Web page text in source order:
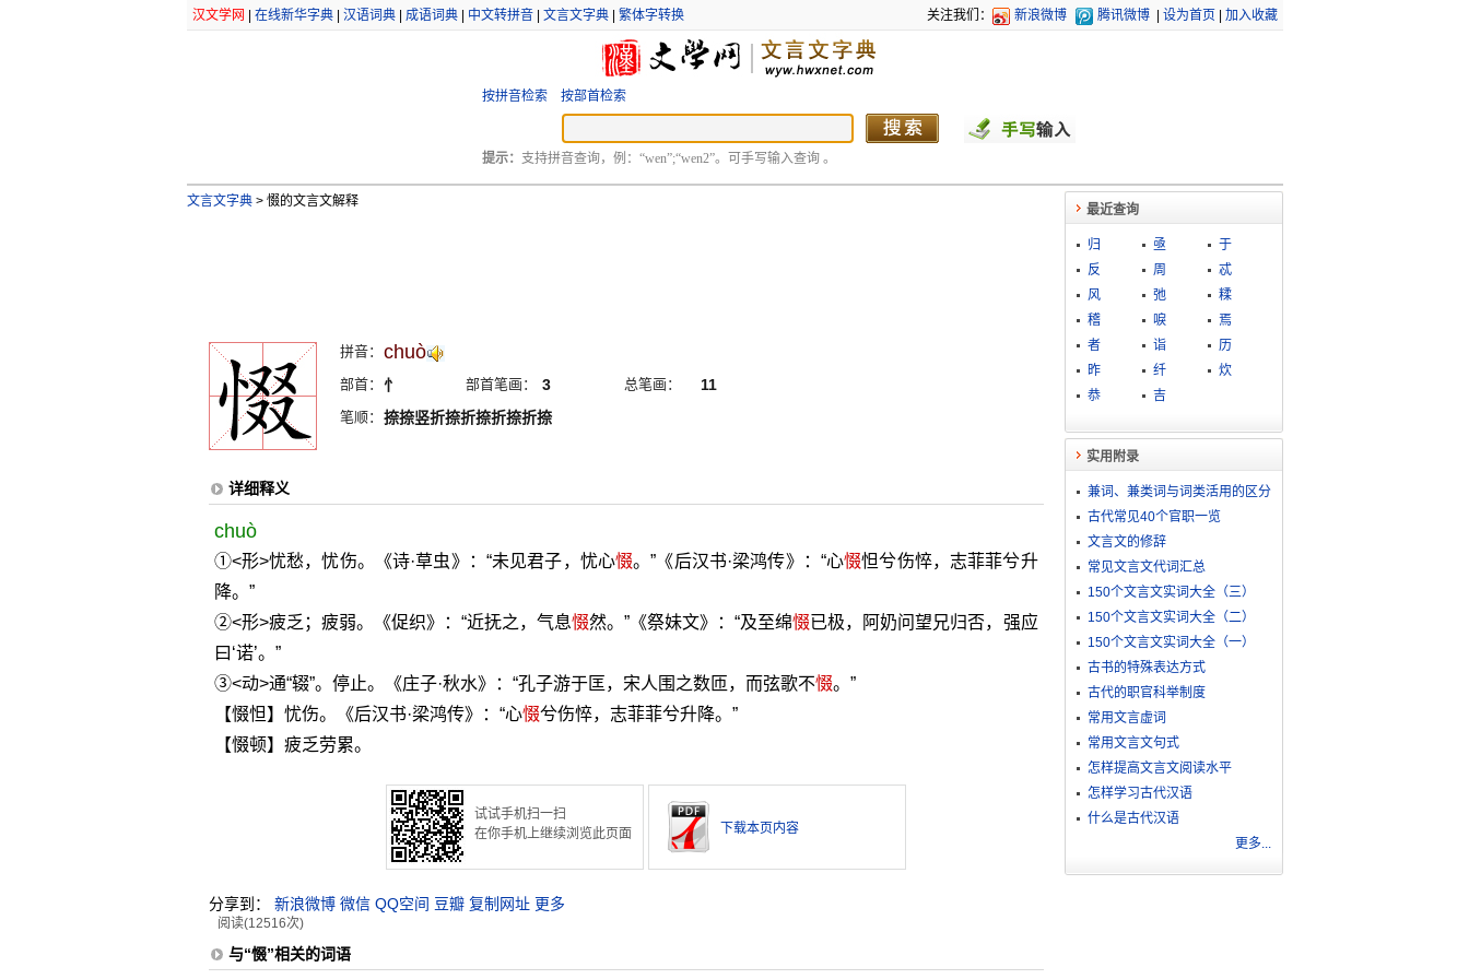
汉文学网 在线新华字典| 汉语词典| 成语词典| 中文转拼音| 文言文字典| 繁体字转换 关注我们： 新浪微博 腾讯微博 设为首页 加入收藏
按拼音检索 按部首检索
提示： 支持拼音查询，例：“wen”;“wen2”。可手写输入查询 。
文言文字典 >惙的文言文解释
拼音： chuò
部首： 忄 部首笔画： 3 总笔画： 11
笔顺： 捺捺竖折捺折捺折捺折捺
详细释义
chuò
①<形>忧愁，忧伤。《诗·草虫》：“未见君子，忧心惙。”《后汉书·梁鸿传》：“心惙怛兮伤悴，志菲菲兮升
降。”
②<形>疲乏；疲弱。《促织》：“近抚之，气息惙然。”《祭妹文》：“及至绵惙已极，阿奶问望兄归否，强应
曰‘诺’。”
③<动>通“辍”。停止。《庄子·秋水》：“孔子游于匡，宋人围之数匝，而弦歌不惙。”
【惙怛】忧伤。《后汉书·梁鸿传》：“心惙兮伤悴，志菲菲兮升降。”
【惙顿】疲乏劳累。
试试手机扫一扫
在你手机上继续浏览此页面
下载本页内容
分享到： 新浪微博 微信 QQ空间 豆瓣 复制网址 更多
阅读(12516次)
与“惙”相关的词语
最近查询
归 亟
于
反
周
忒
风
弛
糅
稽
唳
焉
者
诣
历
昨
纤
炊
恭
吉
实用附录
兼词、兼类词与词类活用的区分
古代常见40个官职一览
文言文的修辞
常见文言文代词汇总
150个文言文实词大全（三）
150个文言文实词大全（二）
150个文言文实词大全（一）
古书的特殊表达方式
古代的职官科举制度
常用文言虚词
常用文言文句式
怎样提高文言文阅读水平
怎样学习古代汉语
什么是古代汉语
更多...